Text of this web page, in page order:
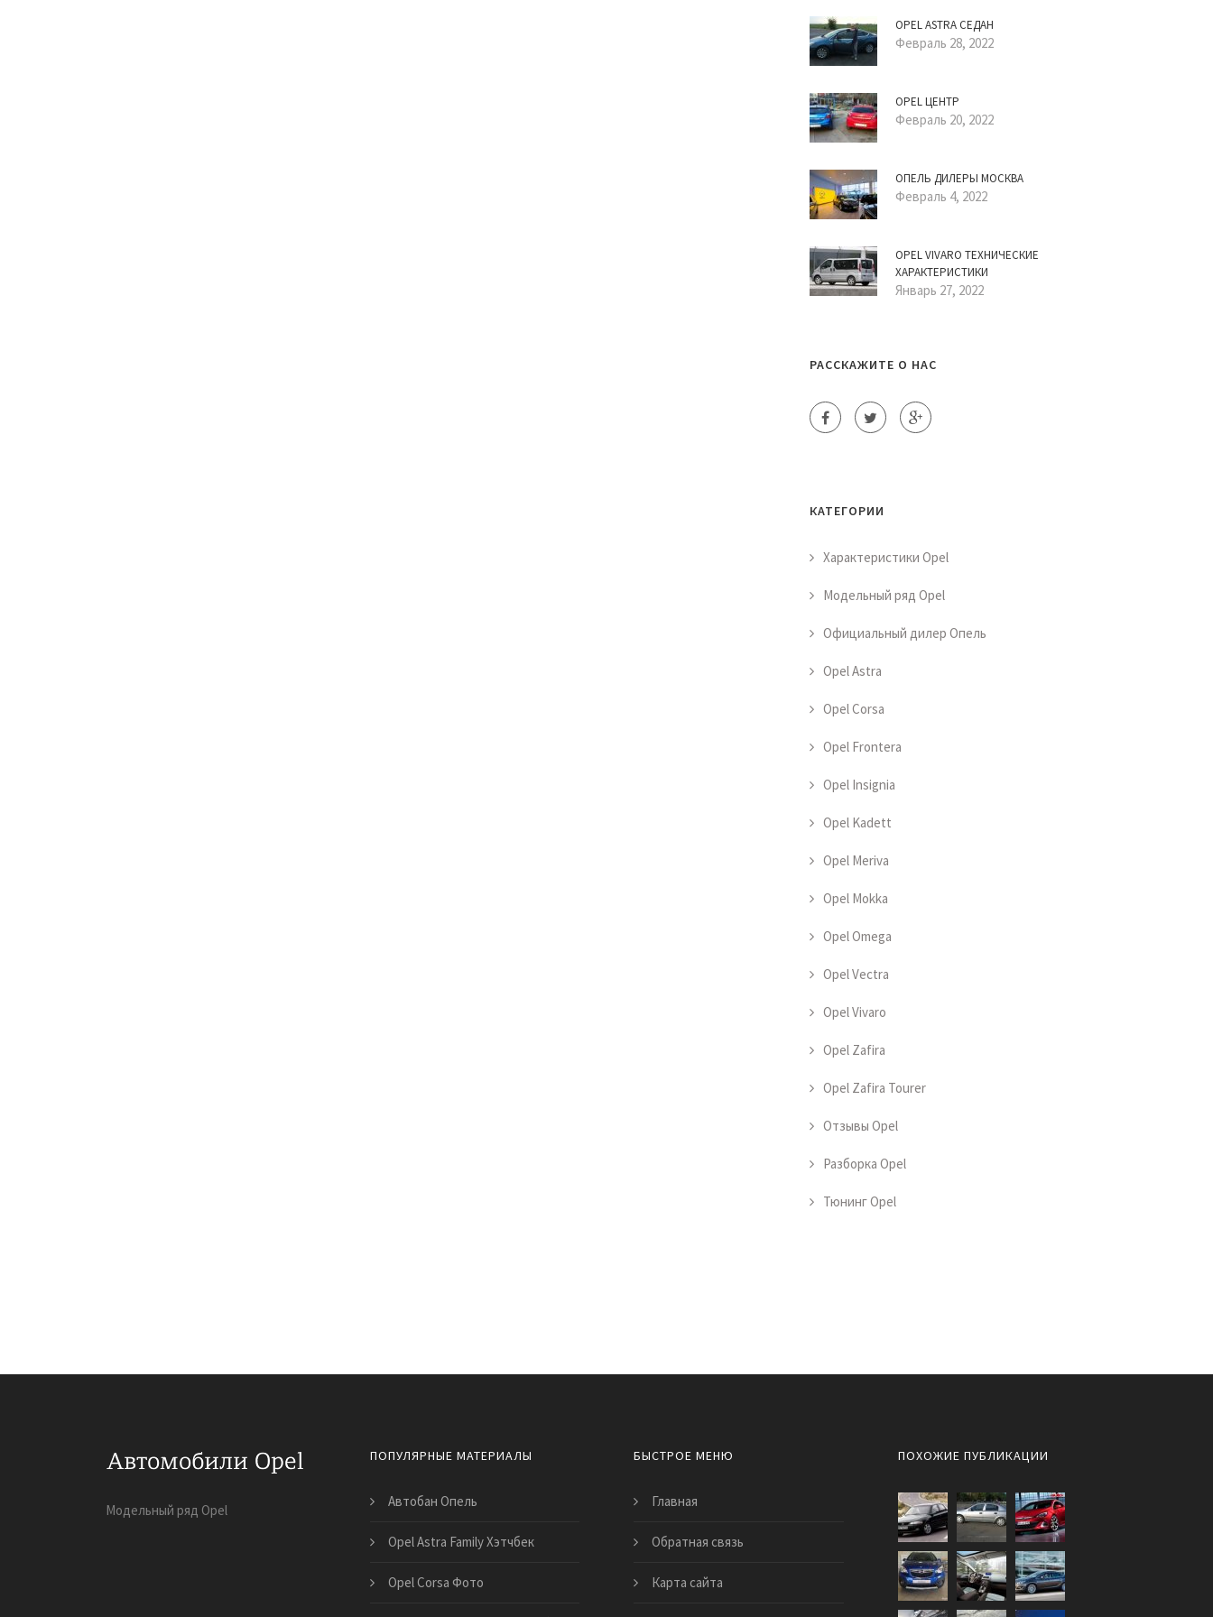
OPEL ASTRA СЕДАН
Февраль 28, 2022
OPEL ЦЕНТР
Февраль 20, 2022
ОПЕЛЬ ДИЛЕРЫ МОСКВА
Февраль 4, 2022
OPEL VIVARO ТЕХНИЧЕСКИЕ
ХАРАКТЕРИСТИКИ
Январь 27, 2022
РАССКАЖИТЕ О НАС
КАТЕГОРИИ
Характеристики Opel
Модельный ряд Opel
Официальный дилер Опель
Opel Astra
Opel Corsa
Opel Frontera
Opel Insignia
Opel Kadett
Opel Meriva
Opel Mokka
Opel Omega
Opel Vectra
Opel Vivaro
Opel Zafira
Opel Zafira Tourer
Отзывы Opel
Разборка Opel
Тюнинг Opel
Модельный ряд Opel
ПОПУЛЯРНЫЕ МАТЕРИАЛЫ
Автобан Опель
Opel Astra Family Хэтчбек
Opel Corsa Фото
БЫСТРОЕ МЕНЮ
Главная
Обратная связь
Карта сайта
ПОХОЖИЕ ПУБЛИКАЦИИ